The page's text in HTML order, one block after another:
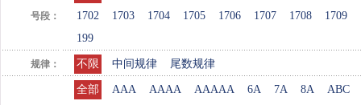
号段：
1702
1703 1704 1705 1706 1707 1708 1709
199
规律： 不限 中间规律 尾数规律
全部 AAA AAAA AAAAA 6A 7A 8A
ABC